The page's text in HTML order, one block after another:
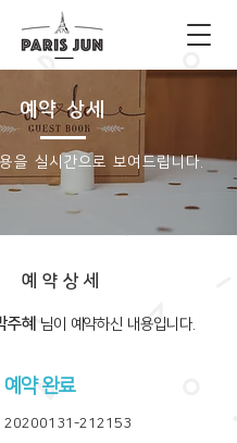
예약 상세
을 실시간으로 보여드립니다.
예약상세
주혜 ​님이 예약하신 내용입니다.
예약 완료
20200131-212153